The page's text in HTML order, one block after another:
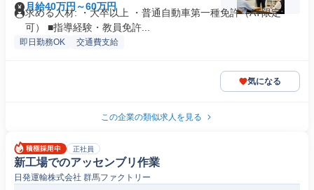
月給40万円～60万円
求める人材: ・大卒以上 ・普通自動車第一種免許（AT限定
可） ■指導経験・教員免許...
即日勤務OK 交通費支給
気になる
この企業の類似求人を見る
正社員
新工場でのアッセンブリ作業
日発運輸株式会社 群馬ファクトリー